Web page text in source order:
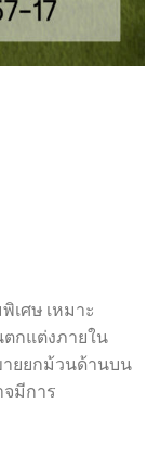
เศษ เหมาะ
ตกแต่งภายใน
ายยกม้วนด้านบน
จมีการ